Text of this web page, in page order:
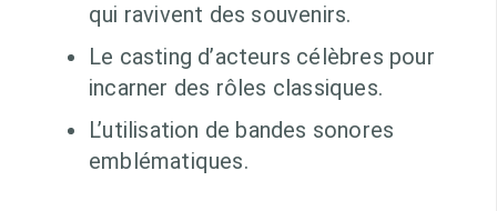
qui ravivent des souvenirs.
Le casting d’acteurs célèbres pour
incarner des rôles classiques.
L’utilisation de bandes sonores
emblématiques.